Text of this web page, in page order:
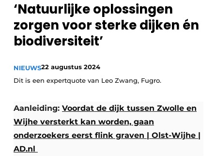
Duurzaamheid & Innovatie
‘Natuurlijke oplossingen
zorgen voor sterke dijken én
biodiversiteit’
NIEUWS22 augustus 2024
Dit is een expertquote van Leo Zwang, Fugro.
Aanleiding: Voordat de dijk tussen Zwolle en
Wijhe versterkt kan worden, gaan
onderzoekers eerst flink graven | Olst-Wijhe |
AD.nl